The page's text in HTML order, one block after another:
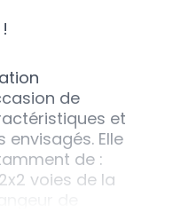
de
et
Elle
de :
voies de la
de